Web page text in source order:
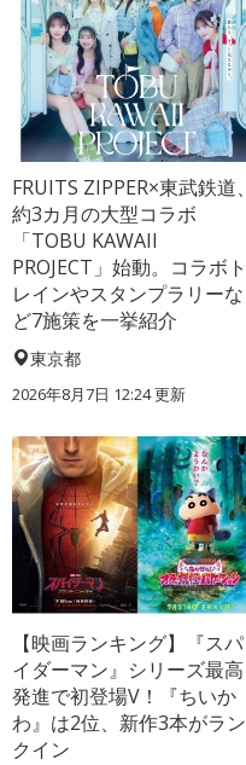
FRUITS ZIPPER×東武鉄道、
約3カ月の大型コラボ
「TOBU KAWAII
PROJECT」始動。コラボト
レインやスタンプラリーな
ど7施策を一挙紹介
東京都
2026年8月7日 12:24更新
【映画ランキング】『スパ
イダーマン』シリーズ最高
発進で初登場V！『ちいか
わ』は2位、新作3本がラン
クイン